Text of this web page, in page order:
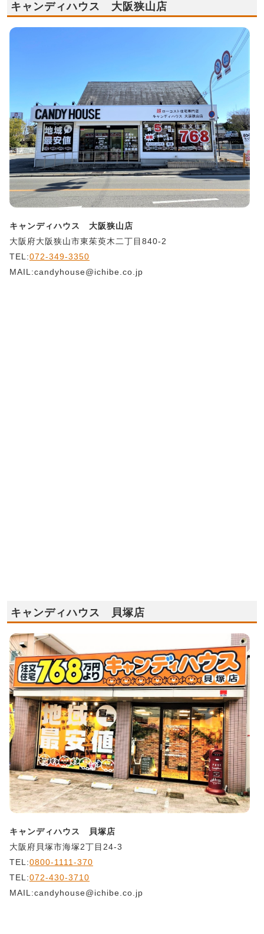
キャンディハウス 大阪狭山店
キャンディハウス 大阪狭山店
大阪府大阪狭山市東茱萸木二丁目840-2
TEL:072-349-3350
MAIL:candyhouse@ichibe.co.jp
キャンディハウス 貝塚店
キャンディハウス 貝塚店
大阪府貝塚市海塚2丁目24-3
TEL:0800-1111-370
TEL:072-430-3710
MAIL:candyhouse@ichibe.co.jp